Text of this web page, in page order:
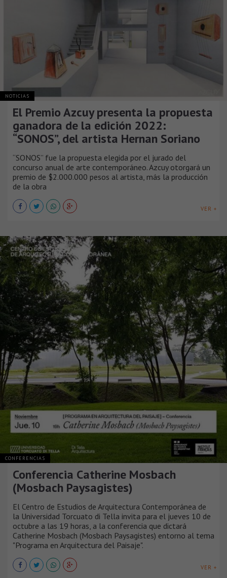
NOTICIAS
El Premio Azcuy presenta la propuesta
ganadora de la edición 2022:
“SONOS”, del artista Hernan Soriano
“SONOS” fue la propuesta elegida por el jurado del
concurso anual de arte contemporáneo. Azcuy otorgará un
premio de $2.000.000 pesos al artista, más la producción
de la obra
VER +
CONFERENCIAS
Conferencia Catherine Mosbach
(Mosbach Paysagistes)
El Centro de Estudios de Arquitectura Contemporánea de
la Universidad Torcuato di Tella invita para el jueves 10 de
octubre a las 19 horas, a la conferencia que dictará
Catherine Mosbach (Mosbach Paysagistes) entorno al tema
"Programa en Arquitectura del Paisaje".
VER +